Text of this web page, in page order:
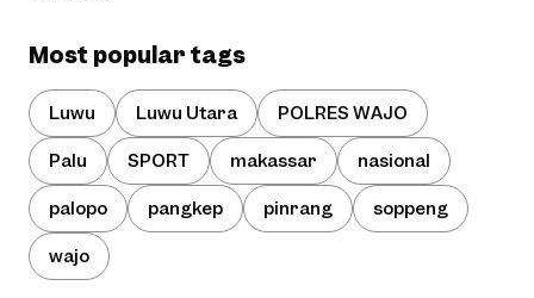
Most popular tags
Luwu Luwu Utara POLRES WAJO
Palu SPORT makassar nasional
palopo pangkep pinrang soppeng
wajo